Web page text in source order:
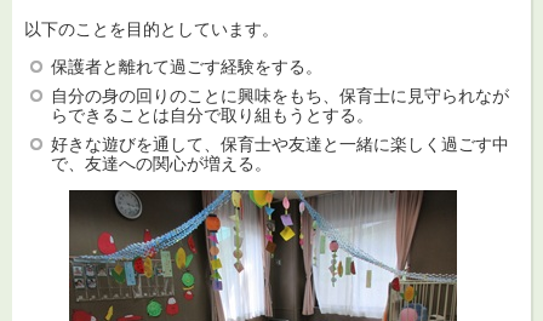
以下のことを目的としています。
保護者と離れて過ごす経験をする。
自分の身の回りのことに興味をもち、保育士に見守られなが
らできることは自分で取り組もうとする。
好きな遊びを通して、保育士や友達と一緒に楽しく過ごす中
で、友達への関心が増える。